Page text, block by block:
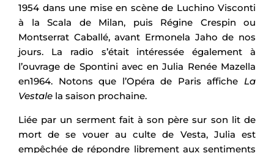
1954 dans une mise en scène de Luchino Visconti
à la Scala de Milan, puis Régine Crespin ou
Montserrat Caballé, avant Ermonela Jaho de nos
jours. La radio s’était intéressée également à
l’ouvrage de Spontini avec en Julia Renée Mazella
en1964. Notons que l’Opéra de Paris affiche La
Vestale la saison prochaine.
Liée par un serment fait à son père sur son lit de
mort de se vouer au culte de Vesta, Julia est
empêchée de répondre librement aux sentiments